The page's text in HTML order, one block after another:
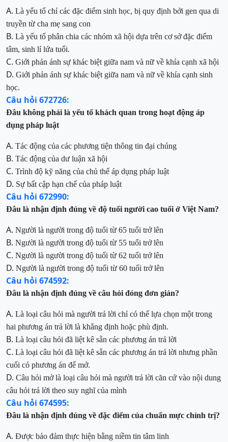
A. Là yếu tố chỉ các đặc điểm sinh học, bị quy định bởi gen qua di
truyền từ cha mẹ sang con
B. Là yếu tố phân chia các nhóm xã hội dựa trên cơ sở đặc điểm
tâm, sinh lí lứa tuổi.
C. Giới phản ánh sự khác biệt giữa nam và nữ về khía cạnh xã hội
D. Giới phản ánh sự khác biệt giữa nam và nữ về khía cạnh sinh
học.
Câu hỏi 672726:
Đâu không phải là yếu tố khách quan trong hoạt động áp
dụng pháp luật
A. Tác động của các phương tiện thông tin đại chúng
B. Tác động của dư luận xã hội
C. Trình độ kỹ năng của chủ thể áp dụng pháp luật
D. Sự bất cập hạn chế của pháp luật
Câu hỏi 672990:
Đâu là nhận định đúng về độ tuổi người cao tuổi ở Việt Nam?
A. Người là người trong độ tuổi từ 65 tuổi trở lên
B. Người là người trong độ tuổi từ 55 tuổi trở lên
C. Người là người trong độ tuổi từ 62 tuổi trở lên
D. Người là người trong độ tuổi từ 60 tuổi trở lên
Câu hỏi 674592:
Đâu là nhận định đúng về câu hỏi đóng đơn giản?
A. Là loại câu hỏi mà người trả lời chỉ có thể lựa chọn một trong
hai phương án trả lời là khẳng định hoặc phù định.
B. Là loại câu hỏi đã liệt kê sẵn các phương án trả lời
C. Là loại câu hỏi đã liệt kê sẵn các phương án trả lời nhưng phần
cuối có phương án để mở.
D. Câu hỏi mở là loại câu hỏi mà người trả lời căn cứ vào nội dung
câu hỏi trả lời theo suy nghĩ của mình
Câu hỏi 674595:
Đâu là nhận định đúng về đặc điểm của chuẩn mực chính trị?
A. Được bảo đảm thực hiện bằng niềm tin tâm linh